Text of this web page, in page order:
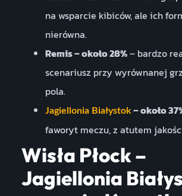
na wsparcie kibiców, ale ich
nierówna.
Remis – około 28%– bardzo
scenariusz przy wyrównanej
pola.
Jagiellonia Białystok– około
faworyt meczu, z atutem
Wisła Płock –
Jagiellonia